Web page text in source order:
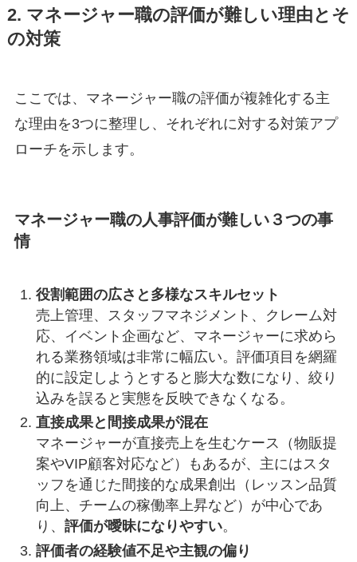
2. マネージャー職の評価が難しい理由とそ
の対策
ここでは、マネージャー職の評価が複雑化する主
な理由を3つに整理し、それぞれに対する対策アプ
ローチを示します。
マネージャー職の人事評価が難しい３つの事
情
役割範囲の広さと多様なスキルセット
売上管理、スタッフマネジメント、クレーム対
応、イベント企画など、マネージャーに求めら
れる業務領域は非常に幅広い。評価項目を網羅
的に設定しようとすると膨大な数になり、絞り
込みを誤ると実態を反映できなくなる。
直接成果と間接成果が混在
マネージャーが直接売上を生むケース（物販提
案やVIP顧客対応など）もあるが、主にはスタ
ッフを通じた間接的な成果創出（レッスン品質
向上、チームの稼働率上昇など）が中心であ
り、 評価が曖昧になりやすい。
評価者の経験値不足や主観の偏り